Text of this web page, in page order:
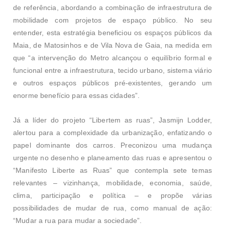
de referência, abordando a combinação de infraestrutura de
mobilidade com projetos de espaço público. No seu
entender, esta estratégia beneficiou os espaços públicos da
Maia, de Matosinhos e de Vila Nova de Gaia, na medida em
que “a intervenção do Metro alcançou o equilíbrio formal e
funcional entre a infraestrutura, tecido urbano, sistema viário
e outros espaços públicos pré-existentes, gerando um
enorme benefício para essas cidades”.
Já a líder do projeto “Libertem as ruas”, Jasmijn Lodder,
alertou para a complexidade da urbanização, enfatizando o
papel dominante dos carros. Preconizou uma mudança
urgente no desenho e planeamento das ruas e apresentou o
“Manifesto Liberte as Ruas” que contempla sete temas
relevantes – vizinhança, mobilidade, economia, saúde,
clima, participação e política – e propõe várias
possibilidades de mudar de rua, como manual de ação:
“Mudar a rua para mudar a sociedade”.